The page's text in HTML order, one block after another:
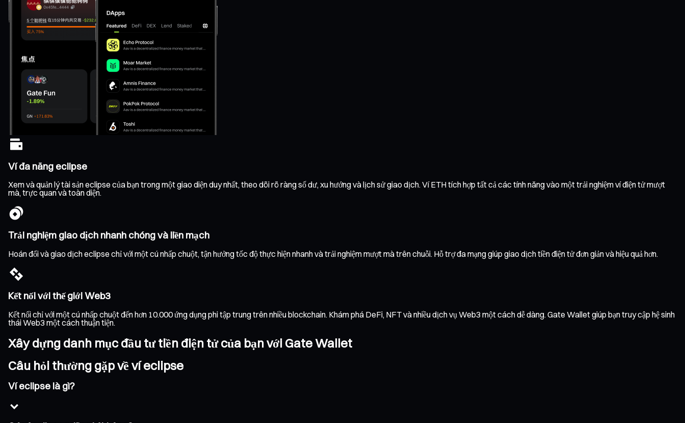
Ví đa năng eclipse
Xem và quản lý tài sản eclipse của bạn trong một giao diện duy nhất, theo dõi rõ ràng số dư, xu hướng và lịch sử giao dịch. Ví ETH tích hợp tất cả các tính năng vào một trải nghiệm ví điện tử mượt
mà, trực quan và toàn diện.
Trải nghiệm giao dịch nhanh chóng và liền mạch
Hoán đổi và giao dịch eclipse chỉ với một cú nhấp chuột, tận hưởng tốc độ thực hiện nhanh và trải nghiệm mượt mà trên chuỗi. Hỗ trợ đa mạng giúp giao dịch tiền điện tử đơn giản và hiệu quả hơn.
Kết nối với thế giới Web3
Kết nối chỉ với một cú nhấp chuột đến hơn 10.000 ứng dụng phi tập trung trên nhiều blockchain. Khám phá DeFi, NFT và nhiều dịch vụ Web3 một cách dễ dàng. Gate Wallet giúp bạn truy cập hệ sinh
thái Web3 một cách thuận tiện.
Xây dựng danh mục đầu tư tiền điện tử của bạn với Gate Wallet
Câu hỏi thường gặp về ví eclipse
Ví eclipse là gì?